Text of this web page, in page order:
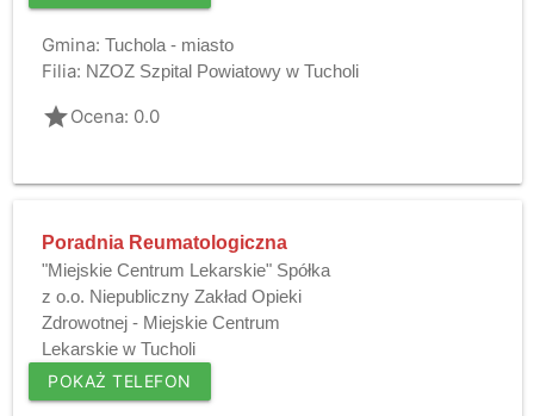
Gmina: Tuchola - miasto
Filia: NZOZ Szpital Powiatowy w Tucholi
gradeOcena: 0.0
Poradnia Reumatologiczna
"Miejskie Centrum Lekarskie" Spółka
z o.o. Niepubliczny Zakład Opieki
Zdrowotnej - Miejskie Centrum
Lekarskie w Tucholi
POKAŻ TELEFON